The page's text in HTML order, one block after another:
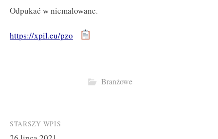
Odpukać w niemalowane.
https://xpil.eu/pzo
Branżowe
Post
STARSZY WPIS